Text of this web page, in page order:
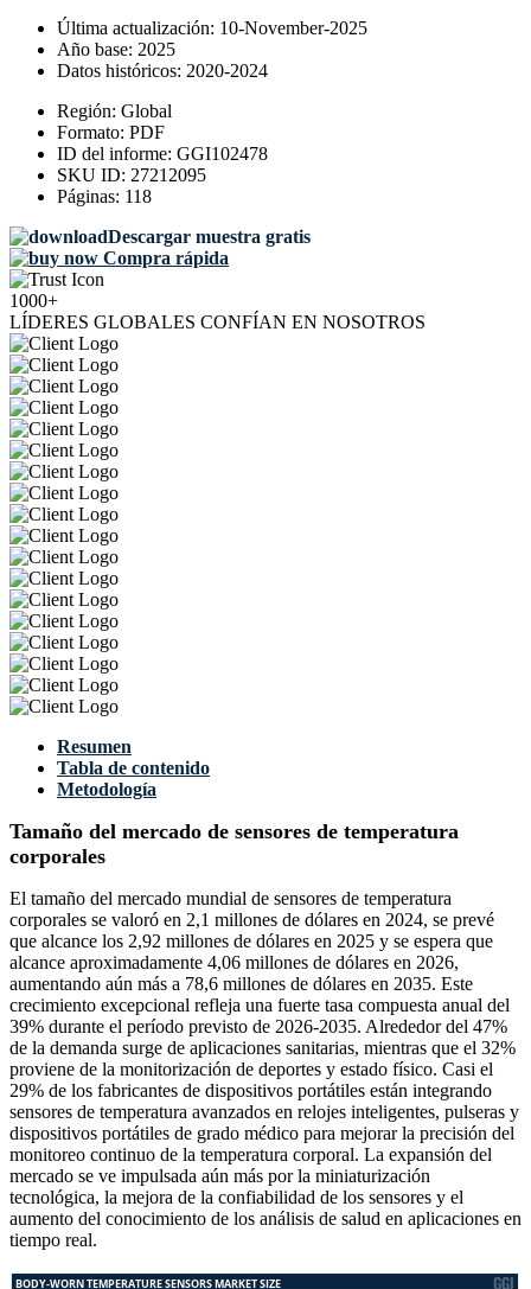
Última actualización: 10-November-2025
Año base: 2025
Datos históricos: 2020-2024
Región: Global
Formato: PDF
ID del informe: GGI102478
SKU ID: 27212095
Páginas: 118
Descargar muestra gratis
Compra rápida
1000+
LÍDERES GLOBALES CONFÍAN EN NOSOTROS
Resumen
Tabla de contenido
Metodología
Tamaño del mercado de sensores de temperatura
corporales
El tamaño del mercado mundial de sensores de temperatura
corporales se valoró en 2,1 millones de dólares en 2024, se prevé
que alcance los 2,92 millones de dólares en 2025 y se espera que
alcance aproximadamente 4,06 millones de dólares en 2026,
aumentando aún más a 78,6 millones de dólares en 2035. Este
crecimiento excepcional refleja una fuerte tasa compuesta anual del
39% durante el período previsto de 2026-2035. Alrededor del 47%
de la demanda surge de aplicaciones sanitarias, mientras que el 32%
proviene de la monitorización de deportes y estado físico. Casi el
29% de los fabricantes de dispositivos portátiles están integrando
sensores de temperatura avanzados en relojes inteligentes, pulseras y
dispositivos portátiles de grado médico para mejorar la precisión del
monitoreo continuo de la temperatura corporal. La expansión del
mercado se ve impulsada aún más por la miniaturización
tecnológica, la mejora de la confiabilidad de los sensores y el
aumento del conocimiento de los análisis de salud en aplicaciones en
tiempo real.